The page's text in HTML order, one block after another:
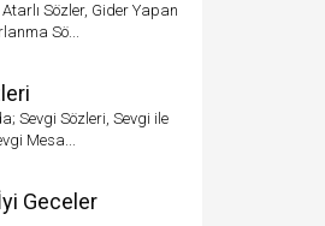
Sözler, Gider Yapan
Sö...
Sevgi Sözleri, Sevgi ile
Mesa...
Geceler